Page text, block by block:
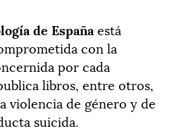
de España está
con la
por cada
libros, entre otros,
violencia de género y de
suicida.